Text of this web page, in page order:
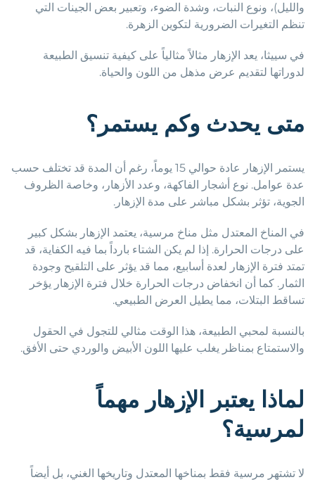
والليل)، ونوع النبات، وشدة الضوء، وتعبير بعض الجينات التي
تنظم التغيرات الضرورية لتكوين الزهرة.
في سييثا، يعد الإزهار مثالاً مثالياً على كيفية تنسيق الطبيعة
لدوراتها لتقديم عرض مذهل من اللون والحياة.
متى يحدث وكم يستمر؟
يستمر الإزهار عادة حوالي 15 يوماً، رغم أن المدة قد تختلف حسب
عدة عوامل. نوع أشجار الفاكهة، وعدد الأزهار، وخاصة الظروف
الجوية، تؤثر بشكل مباشر على مدة الإزهار.
في المناخ المعتدل مثل مناخ مرسية، يعتمد الإزهار بشكل كبير
على درجات الحرارة. إذا لم يكن الشتاء بارداً بما فيه الكفاية، قد
تمتد فترة الإزهار لعدة أسابيع، مما قد يؤثر على التلقيح وجودة
الثمار. كما أن انخفاض درجات الحرارة خلال فترة الإزهار يؤخر
تساقط البتلات، مما يطيل العرض الطبيعي.
بالنسبة لمحبي الطبيعة، هذا الوقت مثالي للتجول في الحقول
والاستمتاع بمناظر يغلب عليها اللون الأبيض والوردي حتى الأفق.
لماذا يعتبر الإزهار مهماً
لمرسية؟
لا تشتهر مرسية فقط بمناخها المعتدل وتاريخها الغني، بل أيضاً